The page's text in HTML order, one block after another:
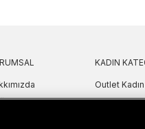
KADIN
Outlet
Outlet